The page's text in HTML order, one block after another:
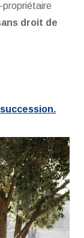
propriétaire
droit de